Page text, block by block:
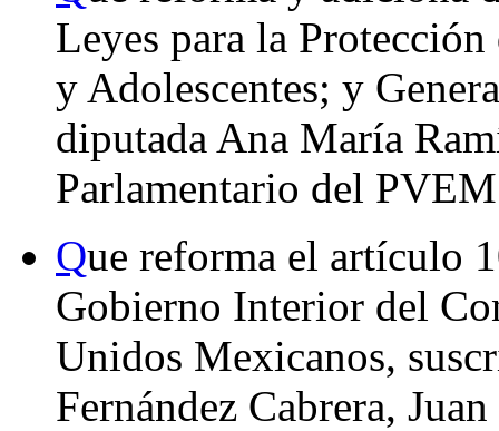
Leyes para la
y Adolescentes; y
diputada Ana María
Parlamentario del
Que reforma el artículo
Gobierno Interior del
Unidos Mexicanos,
Fernández Cabrera,